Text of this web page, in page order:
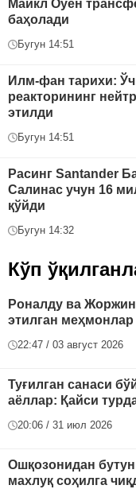
Майкл Оуен
баҳолади
Бугун 14:51
Илм-фан тарихи:
реакторининг
этилди
Бугун 14:51
Расинг Santander
Салинас учун 16
қўйди
Бугун 14:32
Кўп
Роналду ва
этилган
22:47 / 03 август 2026
Туғилган санаси
аёллар: Қайси
20:06 / 31 июл 2026
Ошқозонидан
махлуқ соҳилга